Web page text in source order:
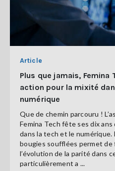
Article
Plus que jamais, Femina
action pour la mixité
numérique
Que de chemin parcouru !
Femina Tech fête ses dix
dans la tech et le numérique.
bougies soufflées permet de
l’évolution de la parité dans
particulièrement a ...